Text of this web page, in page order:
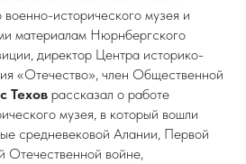
исторического музея и
материалам Нюрнбергского
директор Центра историко-
«Отечество», член Общественной
Техов рассказал о работе
музея, в который вошли
средневековой Алании, Первой
Отечественной войне,